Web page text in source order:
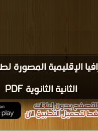
الإقليمية المصورة
الثانية الثانوية PDF